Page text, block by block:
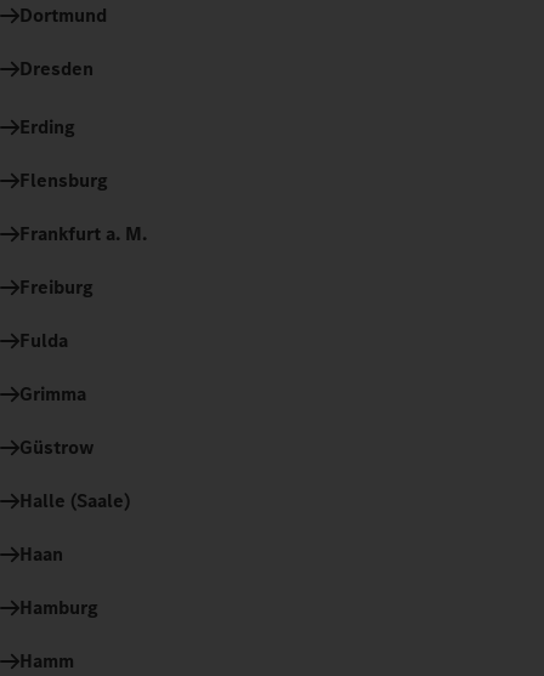
Dortmund
Dresden
Erding
Flensburg
Frankfurt a. M.
Freiburg
Fulda
Grimma
Güstrow
Halle (Saale)
Haan
Hamburg
Hamm